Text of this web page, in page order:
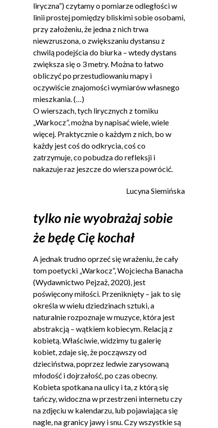
liryczna”) czytamy o pomiarze odległości w
linii prostej pomiędzy bliskimi sobie osobami,
przy założeniu, że jedna z nich trwa
niewzruszona, o zwiększaniu dystansu z
chwilą podejścia do biurka – wtedy dystans
zwiększa się o 3 metry. Można to łatwo
obliczyć po przestudiowaniu mapy i
oczywiście znajomości wymiarów własnego
mieszkania. (…)
O wierszach, tych lirycznych z tomiku
„Warkocz”, można by napisać wiele, wiele
więcej. Praktycznie o każdym z nich, bo w
każdy jest coś do odkrycia, coś co
zatrzymuje, co pobudza do refleksji i
nakazuje raz jeszcze do wiersza powrócić.
Lucyna Siemińska
tylko nie wyobrażaj sobie
że będę Cię kochał
A jednak trudno oprzeć się wrażeniu, że cały
tom poetycki „Warkocz”, Wojciecha Banacha
(Wydawnictwo Pejzaż, 2020), jest
poświęcony miłości. Przeniknięty – jak to się
określa w wielu dziedzinach sztuki, a
naturalnie rozpoznaje w muzyce, która jest
abstrakcją – wątkiem kobiecym. Relacją z
kobietą. Właściwie, widzimy tu galerię
kobiet, zdaje się, że począwszy od
dzieciństwa, poprzez ledwie zarysowaną
młodość i dojrzałość, po czas obecny.
Kobieta spotkana na ulicy i ta, z którą się
tańczy, widoczna w przestrzeni internetu czy
na zdjęciu w kalendarzu, lub pojawiająca się
nagle, na granicy jawy i snu. Czy wszystkie są